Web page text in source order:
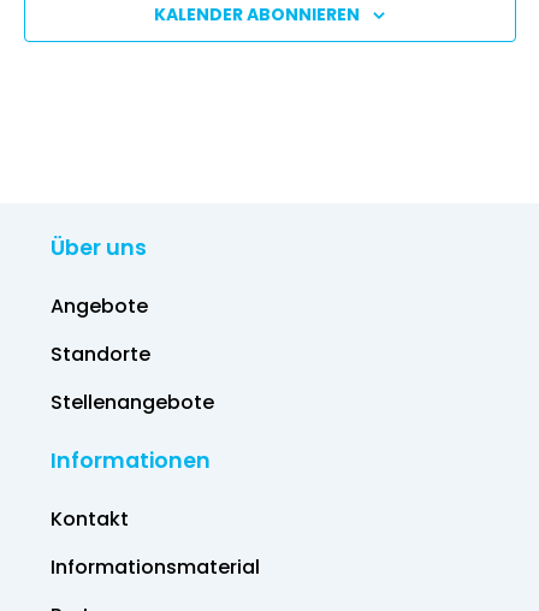
KALENDER ABONNIEREN
Über uns
Angebote
Standorte
Stellenangebote
Informationen
Kontakt
Informations­material